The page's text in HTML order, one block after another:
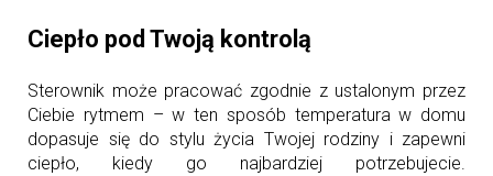
Ciepło pod Twoją kontrolą
Sterownik może pracować zgodnie z ustalonym przez
Ciebie rytmem – w ten sposób temperatura w domu
dopasuje się do stylu życia Twojej rodziny i zapewni
ciepło, kiedy go najbardziej potrzebujecie.